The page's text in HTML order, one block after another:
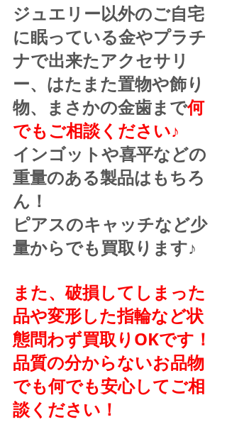
ジュエリー以外のご自宅
に眠っている金やプラチ
ナで出来たアクセサリ
ー、はたまた置物や飾り
物、まさかの金歯まで何
でもご相談ください♪
インゴットや喜平などの
重量のある製品はもちろ
ん！
ピアスのキャッチなど少
量からでも買取ります♪
また、破損してしまった
品や変形した指輪など状
態問わず買取りOKです！
品質の分からないお品物
でも何でも安心してご相
談ください！